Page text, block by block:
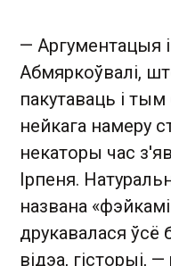
— Аргументацыя
Абмяркоўвалі,
пакутаваць і
нейкага намеру
некаторы час
Ірпеня.
названа
друкавалася
відэа, гісторыі,